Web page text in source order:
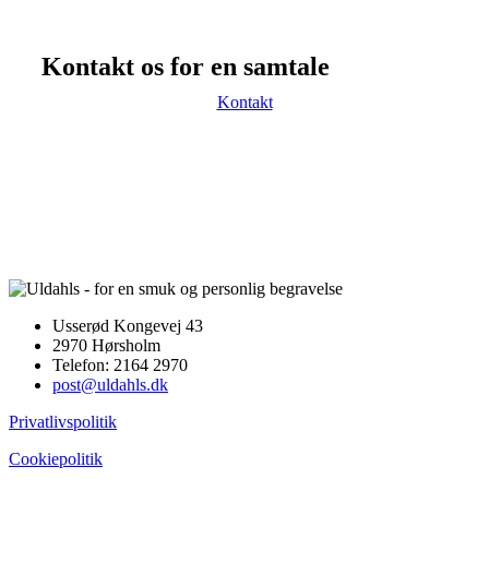
Kontakt os for en samtale
Kontakt
Usserød Kongevej 43
2970 Hørsholm
Telefon: 2164 2970
post@uldahls.dk
Privatlivspolitik
Cookiepolitik